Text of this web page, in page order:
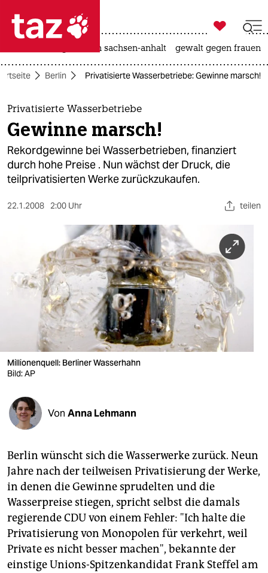
 taz zahl ich
taz zahl ich
themen
politik
öko
gesellschaft
berlin
wahrheit
verlag
verlag
veranstaltungen
shop
unterstützen
abo
genossenschaft
epaper login

taz zahl ich
landtagswahl in sachsen-anhalt gewalt gegen frauen
Berlin Privatisierte Wasserbetriebe: Gewinne marsch!
Privatisierte Wasserbetriebe
Gewinne marsch!
Rekordgewinne bei Wasserbetrieben, finanziert
durch hohe Preise . Nun wächst der Druck, die
teilprivatisierten Werke zurückzukaufen.
22.1.2008 2:00 Uhr teilen
Millionenquell: Berliner Wasserhahn
Bild: AP
Von Anna Lehmann
Berlin wünscht sich die Wasserwerke zurück. Neun
Jahre nach der teilweisen Privatisierung der Werke,
in denen die Gewinne sprudelten und die
Wasserpreise stiegen, spricht selbst die damals
regierende CDU von einem Fehler: "Ich halte die
Privatisierung von Monopolen für verkehrt, weil
Private es nicht besser machen", bekannte der
einstige Unions-Spitzenkandidat Frank Steffel am